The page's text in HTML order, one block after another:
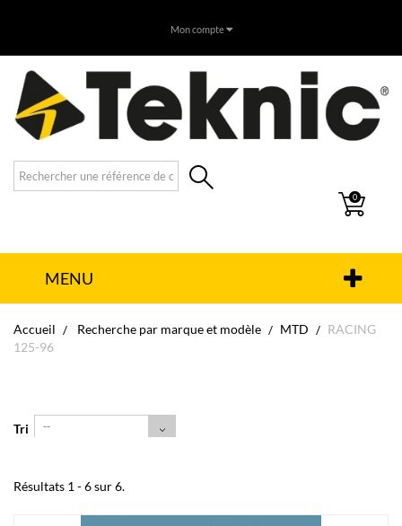
Mon compte
0
MENU
Accueil Recherche par marque et modèle MTD
RACING
125-96
Tri --
Résultats 1 - 6 sur 6.